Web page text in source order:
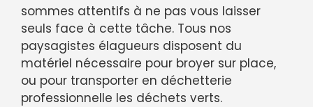
sommes attentifs à ne pas vous laisser
seuls face à cette tâche. Tous nos
paysagistes élagueurs disposent du
matériel nécessaire pour broyer sur place,
ou pour transporter en déchetterie
professionnelle les déchets verts.